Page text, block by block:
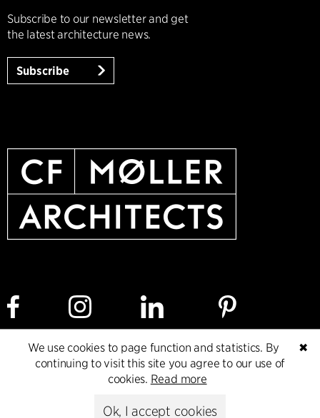
Subscribe to our newsletter and get
the latest architecture news.
Subscribe
Cookie policy Data ethics policy
Privacy policy
✖
We use cookies to page function and statistics. By
continuing to visit this site you agree to our use of
cookies. Read more
Ok, I accept cookies